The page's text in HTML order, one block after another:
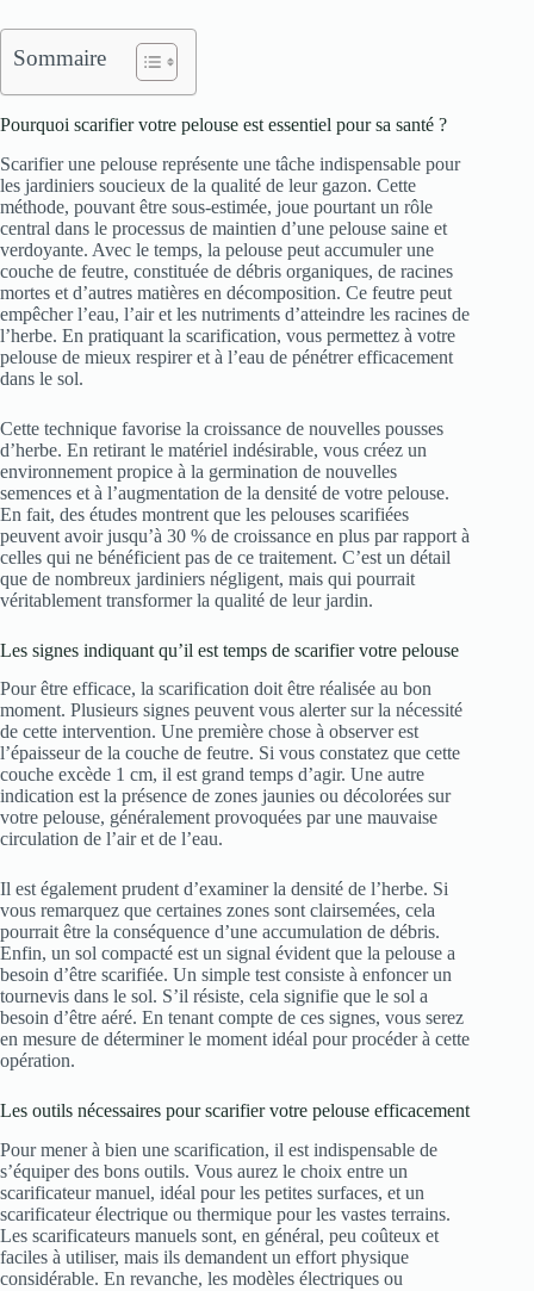
Sommaire
Pourquoi scarifier votre pelouse est essentiel pour sa santé ?
Scarifier une pelouse représente une tâche indispensable pour
les jardiniers soucieux de la qualité de leur gazon. Cette
méthode, pouvant être sous-estimée, joue pourtant un rôle
central dans le processus de maintien d’une pelouse saine et
verdoyante. Avec le temps, la pelouse peut accumuler une
couche de feutre, constituée de débris organiques, de racines
mortes et d’autres matières en décomposition. Ce feutre peut
empêcher l’eau, l’air et les nutriments d’atteindre les racines de
l’herbe. En pratiquant la scarification, vous permettez à votre
pelouse de mieux respirer et à l’eau de pénétrer efficacement
dans le sol.
Cette technique favorise la croissance de nouvelles pousses
d’herbe. En retirant le matériel indésirable, vous créez un
environnement propice à la germination de nouvelles
semences et à l’augmentation de la densité de votre pelouse.
En fait, des études montrent que les pelouses scarifiées
peuvent avoir jusqu’à 30 % de croissance en plus par rapport à
celles qui ne bénéficient pas de ce traitement. C’est un détail
que de nombreux jardiniers négligent, mais qui pourrait
véritablement transformer la qualité de leur jardin.
Les signes indiquant qu’il est temps de scarifier votre pelouse
Pour être efficace, la scarification doit être réalisée au bon
moment. Plusieurs signes peuvent vous alerter sur la nécessité
de cette intervention. Une première chose à observer est
l’épaisseur de la couche de feutre. Si vous constatez que cette
couche excède 1 cm, il est grand temps d’agir. Une autre
indication est la présence de zones jaunies ou décolorées sur
votre pelouse, généralement provoquées par une mauvaise
circulation de l’air et de l’eau.
Il est également prudent d’examiner la densité de l’herbe. Si
vous remarquez que certaines zones sont clairsemées, cela
pourrait être la conséquence d’une accumulation de débris.
Enfin, un sol compacté est un signal évident que la pelouse a
besoin d’être scarifiée. Un simple test consiste à enfoncer un
tournevis dans le sol. S’il résiste, cela signifie que le sol a
besoin d’être aéré. En tenant compte de ces signes, vous serez
en mesure de déterminer le moment idéal pour procéder à cette
opération.
Les outils nécessaires pour scarifier votre pelouse efficacement
Pour mener à bien une scarification, il est indispensable de
s’équiper des bons outils. Vous aurez le choix entre un
scarificateur manuel, idéal pour les petites surfaces, et un
scarificateur électrique ou thermique pour les vastes terrains.
Les scarificateurs manuels sont, en général, peu coûteux et
faciles à utiliser, mais ils demandent un effort physique
considérable. En revanche, les modèles électriques ou